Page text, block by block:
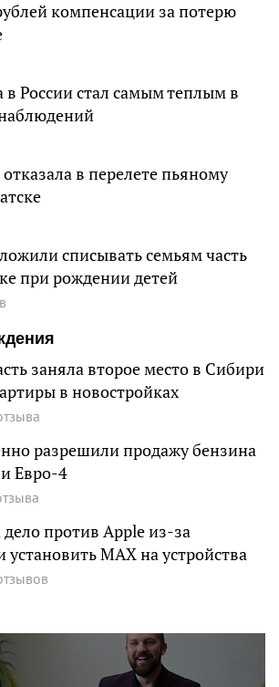
компенсации за потерю
в России стал самым теплым в
в перелете пьяному
списывать семьям часть
при рождении детей
заняла второе место в Сибири
в новостройках
разрешили продажу бензина
Евро-4
против Apple из-за
MAX на устройства